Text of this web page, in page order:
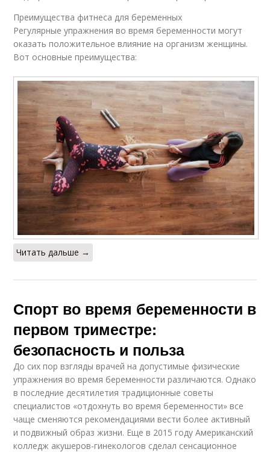
Преимущества фитнеса для беременных
Регулярные упражнения во время беременности могут
оказать положительное влияние на организм женщины.
Вот основные преимущества:
Читать дальше →
Спорт во время беременности в
первом триместре:
безопасность и польза
До сих пор взгляды врачей на допустимые физические
упражнения во время беременности различаются. Однако
в последние десятилетия традиционные советы
специалистов «отдохнуть во время беременности» все
чаще сменяются рекомендациями вести более активный
и подвижный образ жизни. Еще в 2015 году Американский
колледж акушеров-гинекологов сделал сенсационное